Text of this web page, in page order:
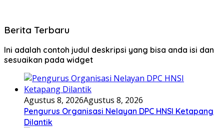
Berita Terbaru
Ini adalah contoh judul deskripsi yang bisa anda isi dan
sesuaikan pada widget
Agustus 8, 2026Agustus 8, 2026
Pengurus Organisasi Nelayan DPC HNSI Ketapang
Dilantik